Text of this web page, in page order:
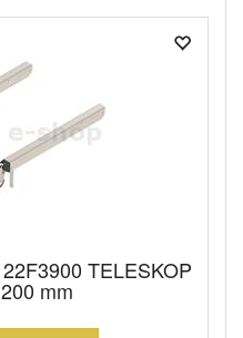
TELESKOP
mm